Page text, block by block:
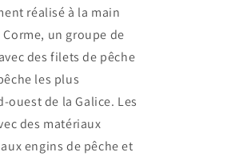
réalisé à la main
un groupe de
des filets de pêche
les plus
de la Galice. Les
des matériaux
engins de pêche et